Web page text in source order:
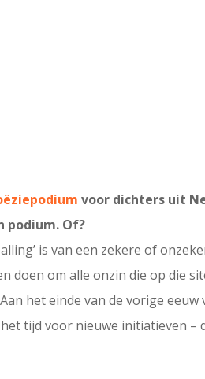
voor dichters uit
podium. Of?
is van een zekere of
doen om alle onzin die op die
het einde van de vorige
tijd voor nieuwe initiatieven –